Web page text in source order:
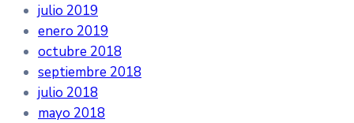
julio 2019
enero 2019
octubre 2018
septiembre 2018
julio 2018
mayo 2018